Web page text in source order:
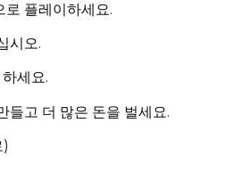
로 플레이하세요.
시오.
세요.
들고 더 많은 돈을 벌세요.